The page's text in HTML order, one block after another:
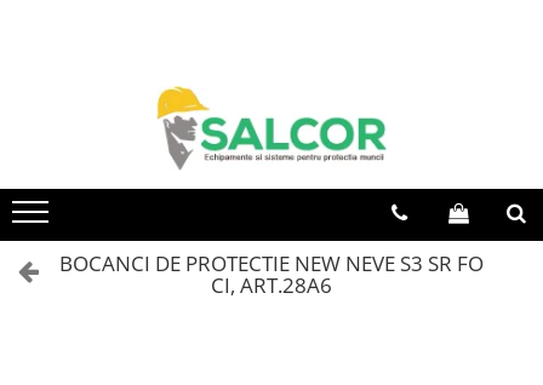
Articole unica folosinta
CamasiBOCANCI DE PROTECTIE NEW NEVE S3 SR FO
CI, ART.28A6